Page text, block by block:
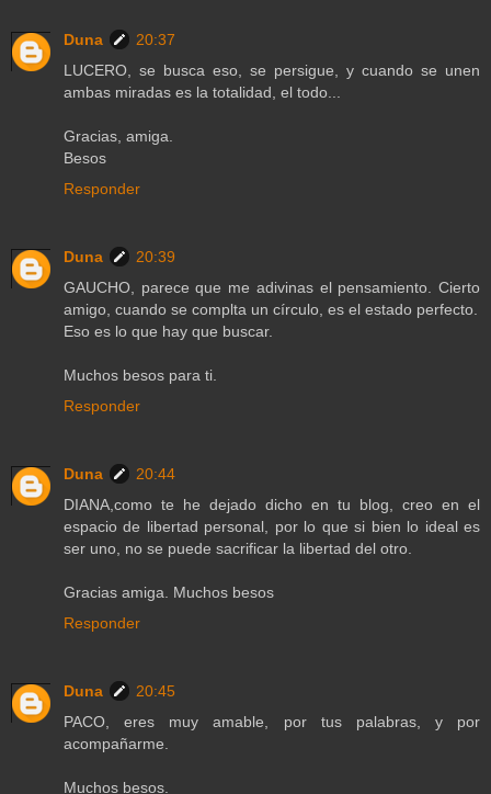
Duna
20:37
LUCERO, se busca eso, se persigue, y cuando se unen
ambas miradas es la totalidad, el todo...
Gracias, amiga.
Besos
Responder
Duna
20:39
GAUCHO, parece que me adivinas el pensamiento. Cierto
amigo, cuando se complta un círculo, es el estado perfecto.
Eso es lo que hay que buscar.
Muchos besos para ti.
Responder
Duna
20:44
DIANA,como te he dejado dicho en tu blog, creo en el
espacio de libertad personal, por lo que si bien lo ideal es
ser uno, no se puede sacrificar la libertad del otro.
Gracias amiga. Muchos besos
Responder
Duna
20:45
PACO, eres muy amable, por tus palabras, y por
acompañarme.
Muchos besos.